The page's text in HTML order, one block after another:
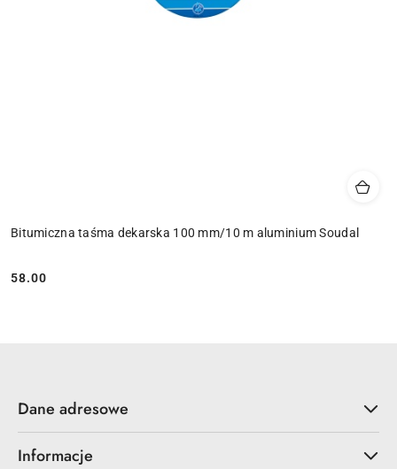
Bitumiczna taśma dekarska 100 mm/10 m aluminium Soudal
Cena:
58.00
Dane adresowe
Informacje